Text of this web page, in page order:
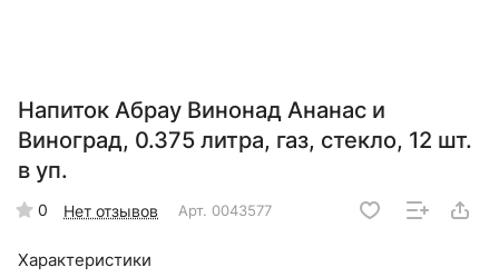
Напиток Абрау Винонад Ананас и
Виноград, 0.375 литра, газ, стекло, 12 шт.
в уп.
0 Нет отзывов Арт. 0043577
Характеристики